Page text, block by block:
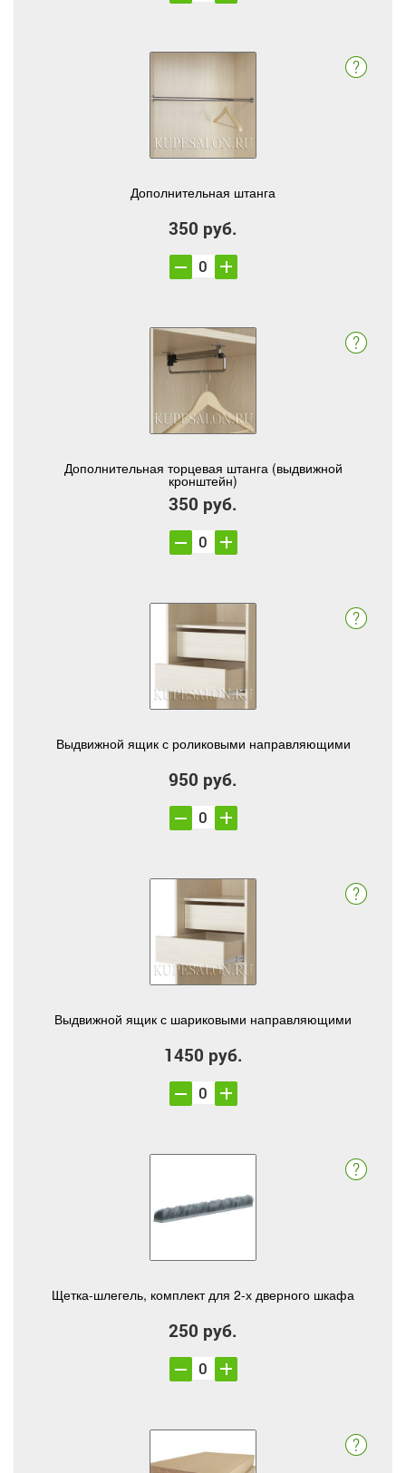
Дополнительная штанга
350 руб.
Дополнительная торцевая штанга (выдвижной
кронштейн)
350 руб.
Выдвижной ящик с роликовыми направляющими
950 руб.
Выдвижной ящик с шариковыми направляющими
1450 руб.
Щетка-шлегель, комплект для 2-х дверного шкафа
250 руб.